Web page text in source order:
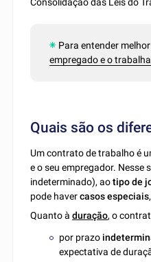
Consolidação das Leis do
Para entender
empregado e o
Quais são os
Um contrato de trabalho é
e o seu empregador.
indeterminado), aotipo de
pode havercasos especiais
Quanto àduração, o
por prazo
expectativa de